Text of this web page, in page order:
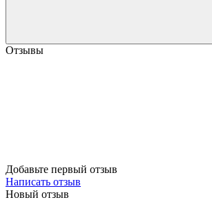
Отзывы
Добавьте первый отзыв
Написать отзыв
Новый отзыв